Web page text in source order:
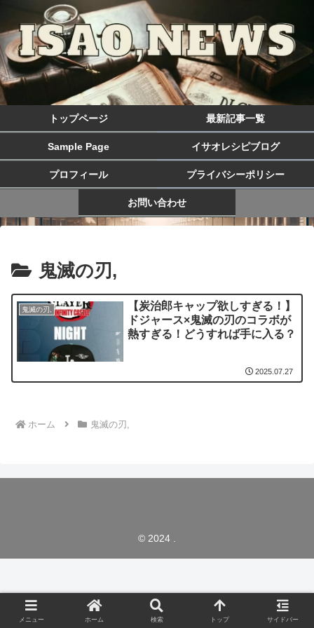
トップページ 最新記事一覧
Sample Page イサオレシピブログ
プロフィール プライバシーポリシー
お問い合わせ
鬼滅の刃,
鬼滅の刃,
【炭治郎キャップ欲しすぎる！】
ドジャース×鬼滅の刃のコラボが
熱すぎる！どうすれば手に入る？
2025.07.27
ホーム 鬼滅の刃,
© 2024 .
メニュー ホーム 検索 トップ サイドバー